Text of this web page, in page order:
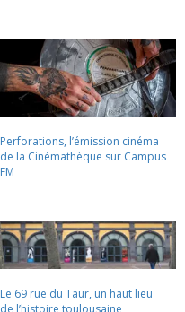
Perforations, l’émission cinéma
de la Cinémathèque sur Campus
FM
Le 69 rue du Taur, un haut lieu
de l’histoire toulousaine